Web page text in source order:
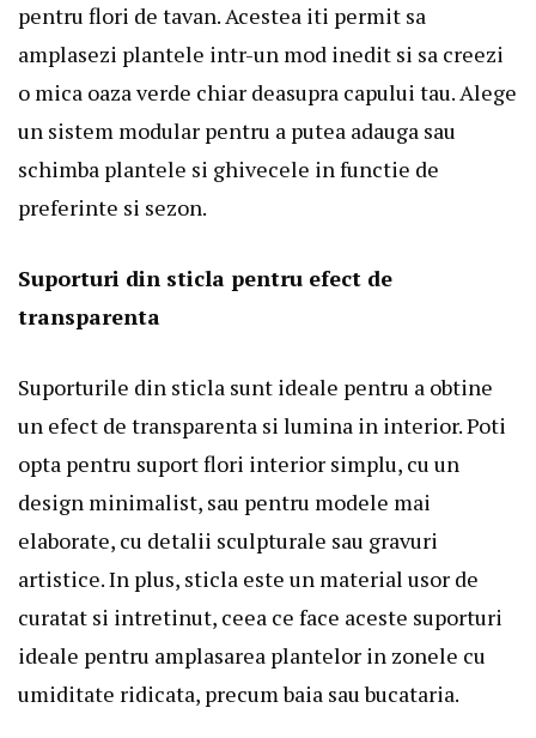
pentru flori de tavan. Acestea iti permit sa
amplasezi plantele intr-un mod inedit si sa creezi
o mica oaza verde chiar deasupra capului tau. Alege
un sistem modular pentru a putea adauga sau
schimba plantele si ghivecele in functie de
preferinte si sezon.
Suporturi din sticla pentru efect de
transparenta
Suporturile din sticla sunt ideale pentru a obtine
un efect de transparenta si lumina in interior. Poti
opta pentru suport flori interior simplu, cu un
design minimalist, sau pentru modele mai
elaborate, cu detalii sculpturale sau gravuri
artistice. In plus, sticla este un material usor de
curatat si intretinut, ceea ce face aceste suporturi
ideale pentru amplasarea plantelor in zonele cu
umiditate ridicata, precum baia sau bucataria.